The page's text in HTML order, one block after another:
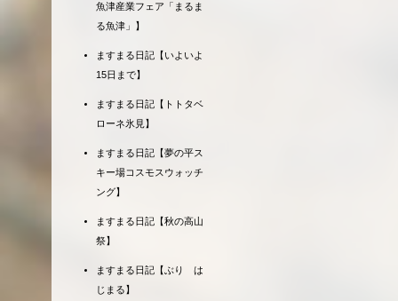
魚津産業フェア「まるま
る魚津」】
ますまる日記【いよいよ
15日まで】
ますまる日記【トトタベ
ローネ氷見】
ますまる日記【夢の平ス
キー場コスモスウォッチ
ング】
ますまる日記【秋の高山
祭】
ますまる日記【ぶり は
じまる】